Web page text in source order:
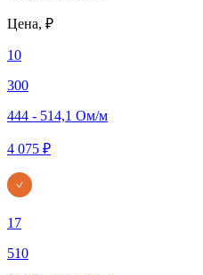
Цена, ₽
10
300
444 - 514,1 Ом/м
4 075 ₽
17
510